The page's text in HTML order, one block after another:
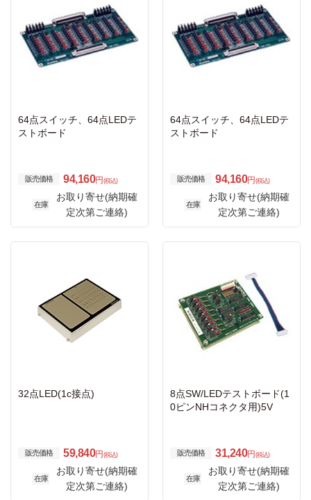
64点スイッチ、64点LEDテ
ストボード
販売価格 94,160円 (税込)
在庫
お取り寄せ(納期確
定次第ご連絡)
64点スイッチ、64点LEDテ
ストボード
販売価格 94,160円 (税込)
在庫
お取り寄せ(納期確
定次第ご連絡)
32点LED(1c接点)
販売価格 59,840円 (税込)
在庫
お取り寄せ(納期確
定次第ご連絡)
8点SW/LEDテストボード(1
0ピンNHコネクタ用)5V
販売価格 31,240円 (税込)
在庫
お取り寄せ(納期確
定次第ご連絡)